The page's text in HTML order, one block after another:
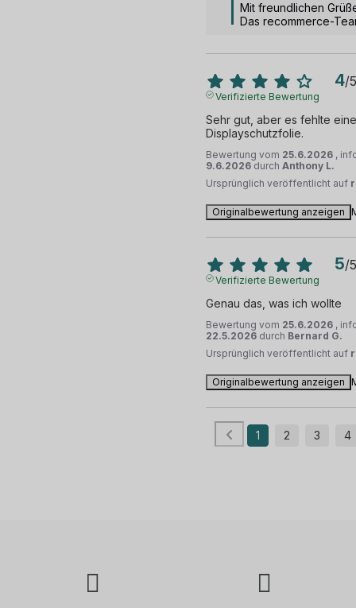
Mit freundlichen
Das recommerce-
4/5
Verifizierte Bewertung
Sehr gut, aber es fehlte
Displayschutzfolie.
Bewertung vom 25.6.2026 ,
9.6.2026 durch Anthony L.
Ursprünglich veröffentlicht auf
Originalbewertung anzeigen
5/5
Verifizierte Bewertung
Genau das, was ich wollte
Bewertung vom 25.6.2026 ,
22.5.2026 durch Bernard G.
Ursprünglich veröffentlicht auf
Originalbewertung anzeigen
1 2 3 4